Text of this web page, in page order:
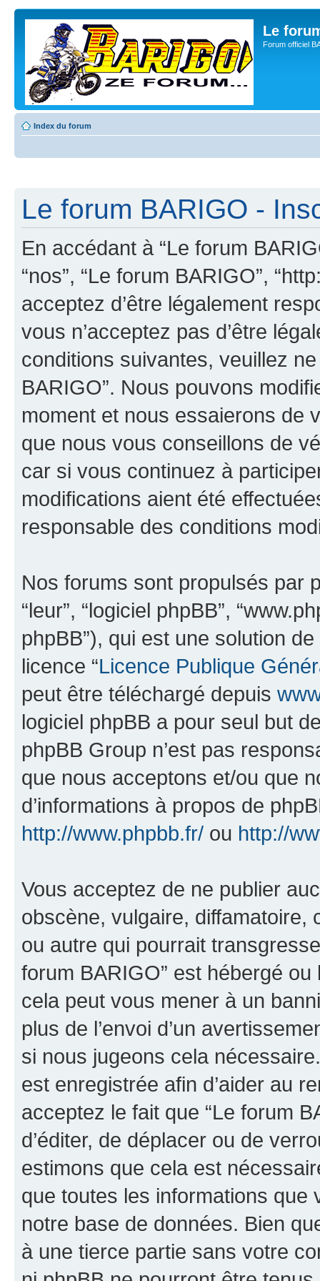
Le
Forum officiel
Index du forum
Le forum BARIGO -
En accédant à “Le forum
“nos”, “Le forum BARIGO”,
acceptez d’être légalement
vous n’acceptez pas d’être
conditions suivantes, veuillez
BARIGO”. Nous pouvons
moment et nous essaierons de
que nous vous conseillons de
car si vous continuez à
modifications aient été
responsable des conditions
Nos forums sont propulsés par
“leur”, “logiciel phpBB”,
phpBB”), qui est une solution
licence “Licence Publique
peut être téléchargé depuis
logiciel phpBB a pour seul but
phpBB Group n’est pas
que nous acceptons et/ou que
d’informations à propos de
http://www.phpbb.fr/ ou http://
Vous acceptez de ne publier
obscène, vulgaire, diffamatoire,
ou autre qui pourrait
forum BARIGO” est hébergé
cela peut vous mener à un
plus de l’envoi d’un
si nous jugeons cela
est enregistrée afin d’aider au
acceptez le fait que “Le forum
d’éditer, de déplacer ou de
estimons que cela est
que toutes les informations
notre base de données. Bien
à une tierce partie sans votre